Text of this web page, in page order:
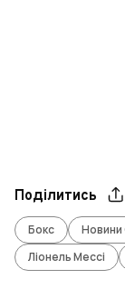
Поділитись
Бокс
Ліонель Мессі